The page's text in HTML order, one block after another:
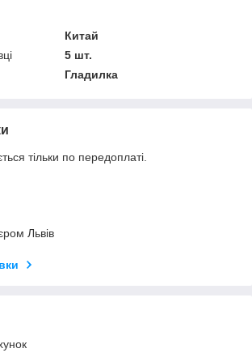
Китай
5 шт.
Гладилка
тільки по передоплаті.
Львів